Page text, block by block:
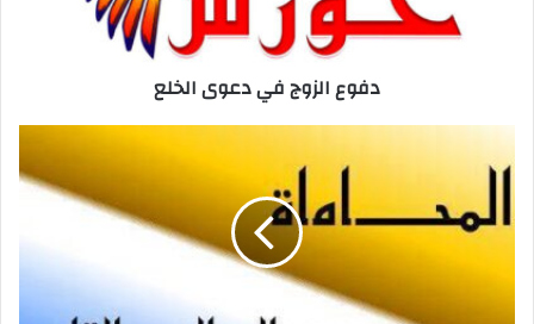
دفوع الزوج في دعوى الخلع
يكتب
في
استلام